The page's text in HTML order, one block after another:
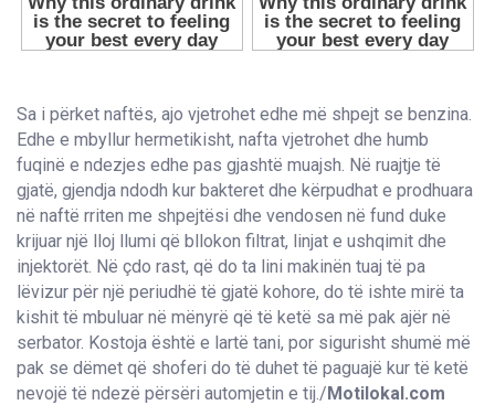
Sa i përket naftës, ajo vjetrohet edhe më shpejt se benzina.
Edhe e mbyllur hermetikisht, nafta vjetrohet dhe humb
fuqinë e ndezjes edhe pas gjashtë muajsh. Në ruajtje të
gjatë, gjendja ndodh kur bakteret dhe kërpudhat e prodhuara
në naftë rriten me shpejtësi dhe vendosen në fund duke
krijuar një lloj llumi që bllokon filtrat, linjat e ushqimit dhe
injektorët. Në çdo rast, që do ta lini makinën tuaj të pa
lëvizur për një periudhë të gjatë kohore, do të ishte mirë ta
kishit të mbuluar në mënyrë që të ketë sa më pak ajër në
serbator. Kostoja është e lartë tani, por sigurisht shumë më
pak se dëmet që shoferi do të duhet të paguajë kur të ketë
nevojë të ndezë përsëri automjetin e tij./Motilokal.com